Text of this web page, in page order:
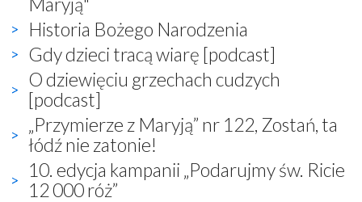
Historia Bożego Narodzenia
Gdy dzieci tracą wiarę [podcast]
O dziewięciu grzechach cudzych
[podcast]
„Przymierze z Maryją” nr 122, Zostań, ta
łódź nie zatonie!
10. edycja kampanii „Podarujmy św. Ricie
12 000 róż”